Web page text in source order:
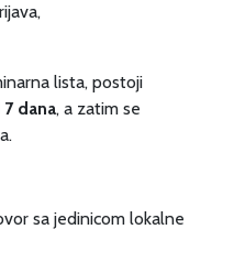
lista, postoji
7 dana, a zatim se
sa jedinicom lokalne